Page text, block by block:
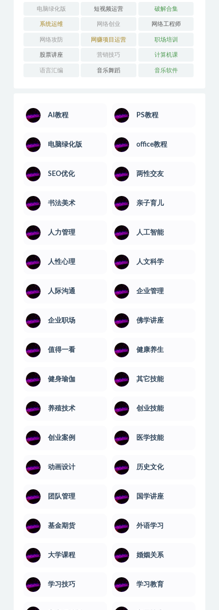
电脑绿化版 短视频运营 破解合集
系统运维 网络创业 网络工程师
网络攻防 网赚项目运营 职场培训
股票讲座 营销技巧 计算机课
语言汇编 音乐舞蹈 音乐软件
AI教程 PS教程
电脑绿化版 office教程
SEO优化 两性交友
书法美术 亲子育儿
人力管理 人工智能
人性心理 人文科学
人际沟通 企业管理
企业职场 佛学讲座
值得一看 健康养生
健身瑜伽 其它技能
养殖技术 创业技能
创业案例 医学技能
动画设计 历史文化
团队管理 国学讲座
基金期货 外语学习
大学课程 婚姻关系
学习技巧 学习教育